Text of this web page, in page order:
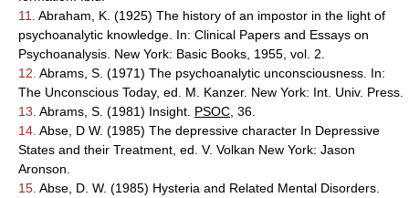
11.
Abraham, K. (1925) The history of an impostor in the light of
psychoanalytic knowledge. In: Clinical Papers and Essays on
Psychoanalysis. New York: Basic Books, 1955, vol. 2.
12. Abrams, S. (1971) The psychoanalytic unconsciousness. In:
The Unconscious Today, ed. M. Kanzer. New York: Int. Univ. Press.
13. Abrams, S. (1981) Insight. PSOC , 36.
14. Abse, D W. (1985) The depressive character In Depressive
States and their Treatment, ed. V. Volkan New York: Jason
Aronson.
15. Abse, D. W. (1985) Hysteria and Related Mental Disorders.